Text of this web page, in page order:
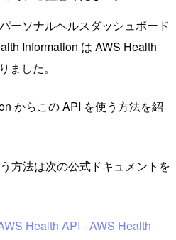
ーソナルヘルスダッシュボード
Information は AWS Health
ました。
からこの API を使う方法を紹
方法は次の公式ドキュメントを
Health API - AWS Health